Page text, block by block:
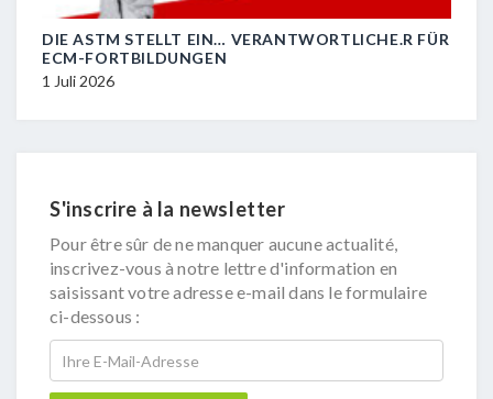
DIE ASTM STELLT EIN… VERANTWORTLICHE.R FÜR
ECM-FORTBILDUNGEN
1 Juli 2026
S'inscrire à la newsletter
Pour être sûr de ne manquer aucune actualité,
inscrivez-vous à notre lettre d'information en
saisissant votre adresse e-mail dans le formulaire
ci-dessous :